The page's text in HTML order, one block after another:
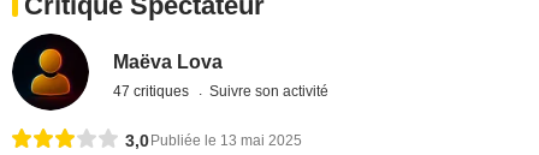
Maëva Lova
47 critiques Suivre son activité
3,0 Publiée le 13 mai 2025